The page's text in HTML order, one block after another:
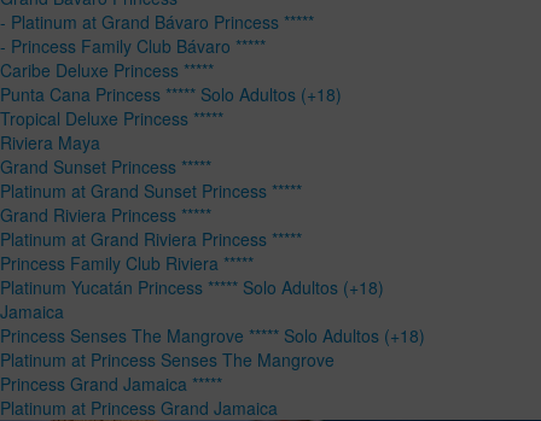
- Platinum at Grand Bávaro Princess *****
- Princess Family Club Bávaro *****
Caribe Deluxe Princess *****
Punta Cana Princess ***** Solo Adultos (+18)
Tropical Deluxe Princess *****
Riviera Maya
Grand Sunset Princess *****
Platinum at Grand Sunset Princess *****
Grand Riviera Princess *****
Platinum at Grand Riviera Princess *****
Princess Family Club Riviera *****
Platinum Yucatán Princess ***** Solo Adultos (+18)
Jamaica
Princess Senses The Mangrove ***** Solo Adultos (+18)
Platinum at Princess Senses The Mangrove
Princess Grand Jamaica *****
Platinum at Princess Grand Jamaica